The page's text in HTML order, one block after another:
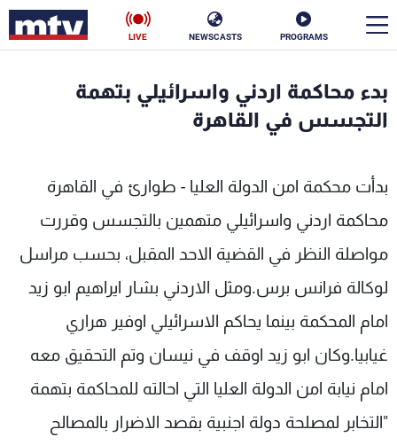
PROGRAMS
NEWSCASTS
LIVE
بدء محاكمة اردني واسرائيلي بتهمة
التجسس في القاهرة
بدأت محكمة امن الدولة العليا - طوارئ في القاهرة
محاكمة اردني واسرائيلي متهمين بالتجسس وقررت
مواصلة النظر في القضية الاحد المقبل، بحسب مراسل
لوكالة فرانس برس.ومثل الاردني بشار ايراهيم ابو زيد
امام المحكمة بينما يحاكم الاسرائيلي اوفير هراري
غيابيا.وكان ابو زيد اوقف في نيسان وتم التحقيق معه
امام نيابة امن الدولة العليا التي احالته للمحاكمة بتهمة
"التخابر لمصلحة دولة اجنبية بقصد الاضرار بالمصالح
الأخبار
منوعات رياضة
كأس العالم
البرامج
جدول البرامج
شاهد البرامج